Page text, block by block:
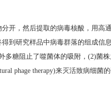
开，然后提取的病毒核酸，用高
到研究样品中病毒群落的组成信
糖阻止了噬菌体的吸附，(2)菌
phage therapy)来灭活致病细菌的